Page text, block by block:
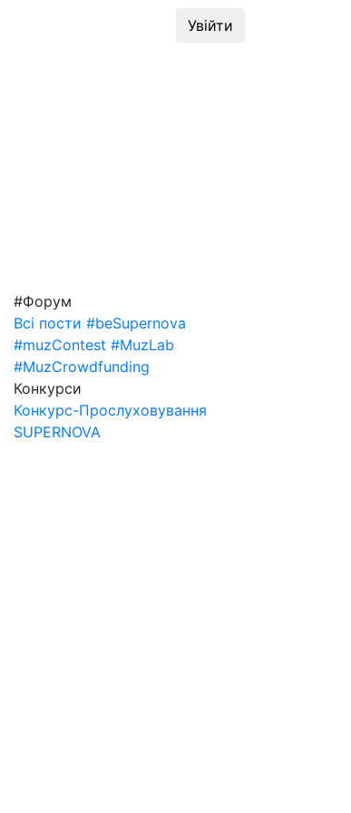
Увійти
#Форум
Всі пости #beSupernova
#muzContest #MuzLab
#MuzCrowdfunding
Конкурси
Конкурс-Прослуховування
SUPERNOVA